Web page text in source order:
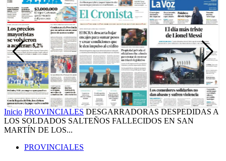
Inicio PROVINCIALES DESGARRADORAS DESPEDIDAS A
LOS SOLDADOS SALTEÑOS FALLECIDOS EN SAN
MARTÍN DE LOS...
PROVINCIALES